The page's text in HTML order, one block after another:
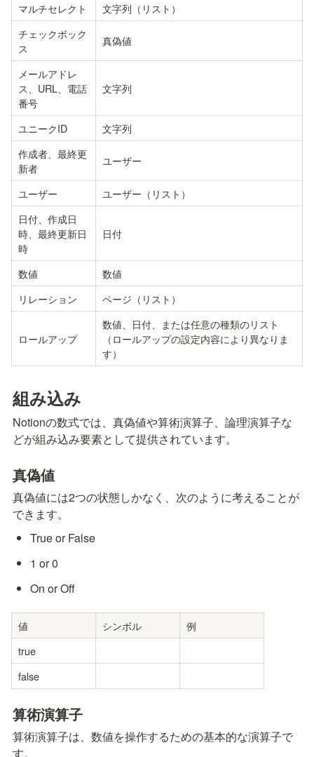
マルチセレクト
文字列（リスト）
チェックボック
ス
真偽値
メールアドレ
ス、URL、電話
番号
文字列
ユニークID
文字列
作成者、最終更
新者
ユーザー
ユーザー
ユーザー（リスト）
日付、作成日
時、最終更新日
時
日付
数値
数値
リレーション
ページ（リスト）
ロールアップ
数値、日付、または任意の種類のリスト
（ロールアップの設定内容により異なりま
す）
組み込み
Notionの数式では、真偽値や算術演算子、論理演算子な
どが組み込み要素として提供されています。
真偽値
真偽値には2つの状態しかなく、次のように考えることが
できます。
True or False
1 or 0
On or Off
値 シンボル
例
true
false
算術演算子
算術演算子は、数値を操作するための基本的な演算子で
す。